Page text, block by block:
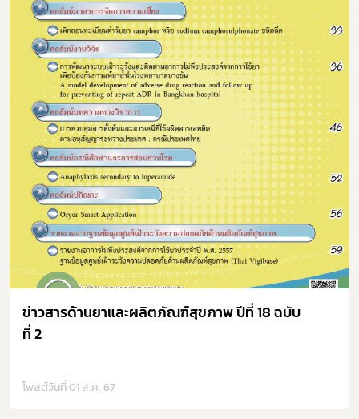
ข่าวสารด้านยาและผลิตภัณฑ์สุขภาพ ปีที่ 18 ฉบับ
ที่ 2
โพสต์วันที่ 01 ส.ค. 67